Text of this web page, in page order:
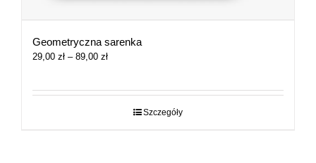
Geometryczna sarenka
29,00 zł – 89,00 złZakres
29,00 zł
Szczegóły